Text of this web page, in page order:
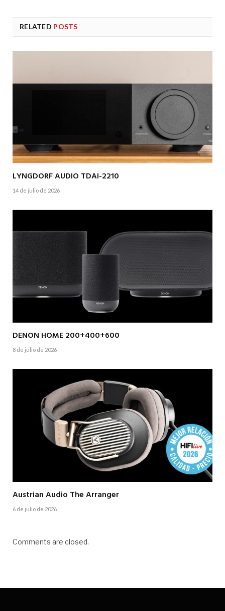
RELATED POSTS
LYNGDORF AUDIO TDAI-2210
14 de julio de 2026
DENON HOME 200+400+600
8 de julio de 2026
Austrian Audio The Arranger
6 de julio de 2026
Comments are closed.